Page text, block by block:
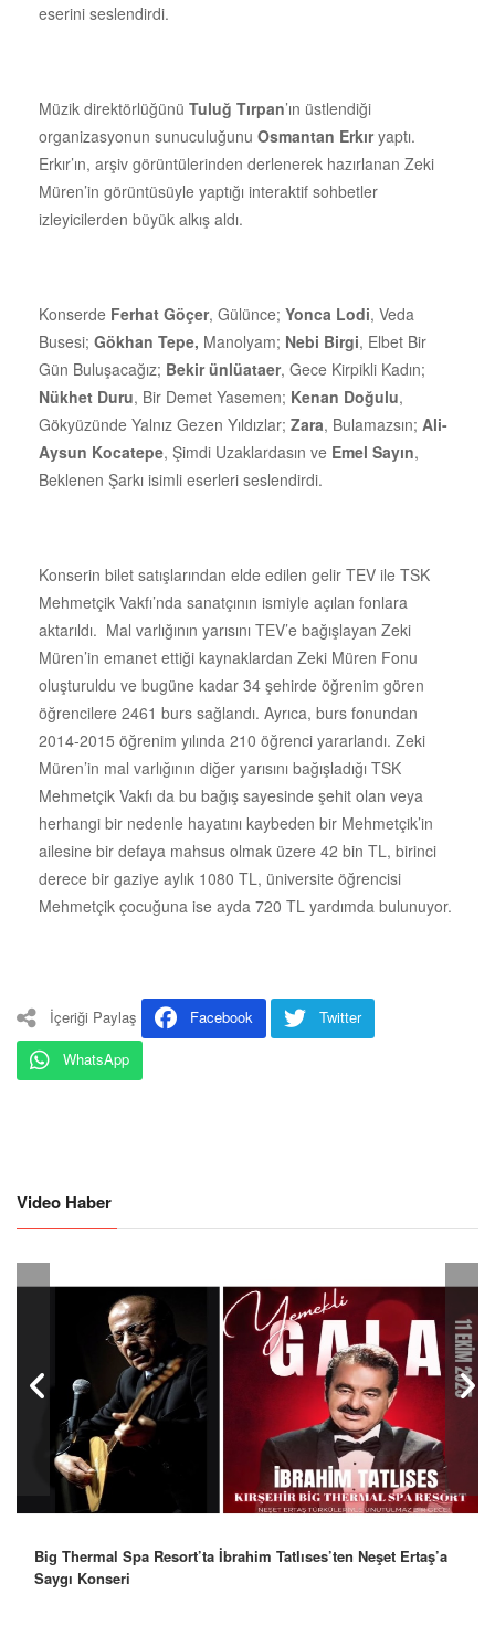
eserini seslendirdi.
Müzik direktörlüğünü Tuluğ Tırpan’ın üstlendiği
organizasyonun sunuculuğunu Osmantan Erkıryaptı.
Erkır’ın, arşiv görüntülerinden derlenerek hazırlanan Zeki
Müren’in görüntüsüyle yaptığı interaktif sohbetler
izleyicilerden büyük alkış aldı.
Konserde Ferhat Göçer, Gülünce; Yonca Lodi, Veda
Busesi; Gökhan Tepe, Manolyam; Nebi Birgi, Elbet Bir
Gün Buluşacağız; Bekir ünlüataer, Gece Kirpikli Kadın;
Nükhet Duru, Bir Demet Yasemen; Kenan Doğulu,
Gökyüzünde Yalnız Gezen Yıldızlar; Zara, Bulamazsın; Ali-
Aysun Kocatepe, Şimdi Uzaklardasın ve Emel Sayın,
Beklenen Şarkı isimli eserleri seslendirdi.
Konserin bilet satışlarından elde edilen gelir TEV ile TSK
Mehmetçik Vakfı’nda sanatçının ismiyle açılan fonlara
aktarıldı. Mal varlığının yarısını TEV’e bağışlayan Zeki
Müren’in emanet ettiği kaynaklardan Zeki Müren Fonu
oluşturuldu ve bugüne kadar 34 şehirde öğrenim gören
öğrencilere 2461 burs sağlandı. Ayrıca, burs fonundan
2014-2015 öğrenim yılında 210 öğrenci yararlandı. Zeki
Müren’in mal varlığının diğer yarısını bağışladığı TSK
Mehmetçik Vakfı da bu bağış sayesinde şehit olan veya
herhangi bir nedenle hayatını kaybeden bir Mehmetçik’in
ailesine bir defaya mahsus olmak üzere 42 bin TL, birinci
derece bir gaziye aylık 1080 TL, üniversite öğrencisi
Mehmetçik çocuğuna ise ayda 720 TL yardımda bulunuyor.
İçeriği Paylaş Facebook
Twitter
WhatsApp
Video Haber
Big Thermal Spa Resort’ta İbrahim Tatlıses’ten Neşet Ertaş’a
Saygı Konseri